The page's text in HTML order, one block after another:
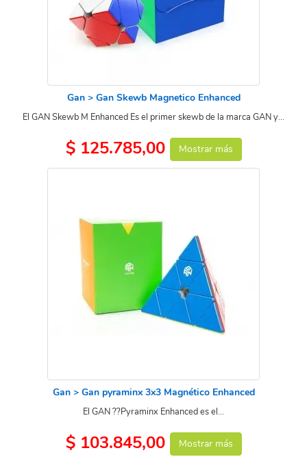
Gan > Gan Skewb Magnetico Enhanced
El GAN Skewb M Enhanced Es el primer skewb de la marca GAN y...
$ 125.785,00 Mostrar más
Gan > Gan pyraminx 3x3 Magnético Enhanced
El GAN ??Pyraminx Enhanced es el...
$ 103.845,00 Mostrar más